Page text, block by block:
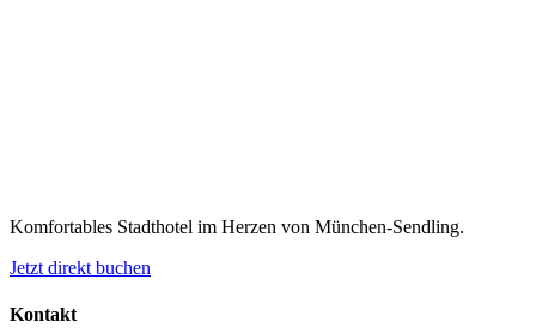
Komfortables Stadthotel im Herzen von München-Sendling.
Jetzt direkt buchen
Kontakt